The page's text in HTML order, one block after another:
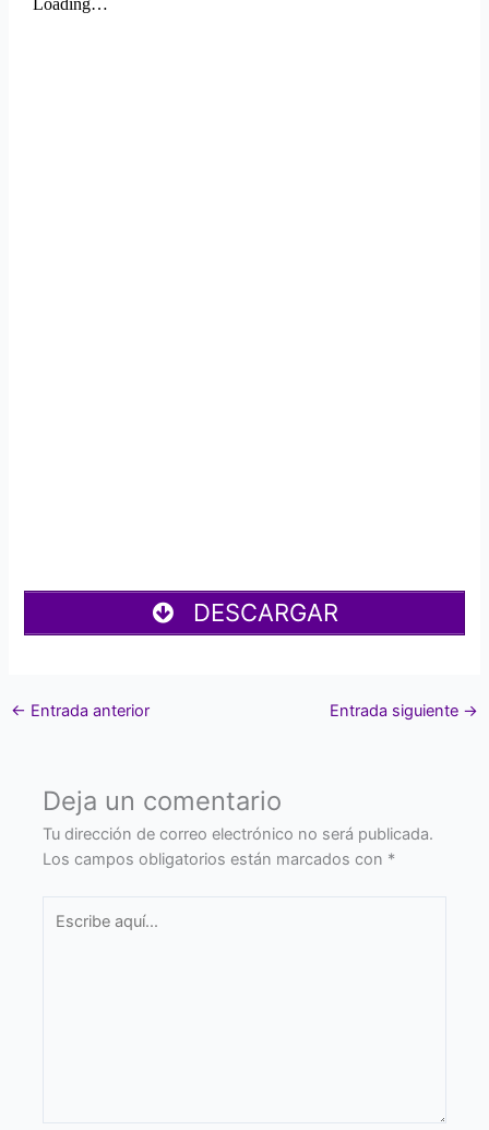
DESCARGAR
← Entrada anterior Entrada siguiente →
Deja un comentario
Tu dirección de correo electrónico no será publicada.
Los campos obligatorios están marcados con *
aquí...